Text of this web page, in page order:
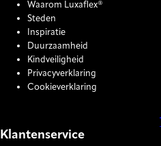
Waarom Luxaflex®
Steden
Inspiratie
Duurzaamheid
Kindveiligheid
Privacyverklaring
Cookieverklaring
Klantenservice